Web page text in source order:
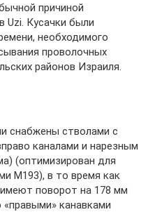
причиной
Uzi. Кусачки были
необходимого
проволочных
районов Израиля.
снабжены стволами с
каналами и нарезным
(оптимизирован для
М193), в то время как
поворот на 178 мм
канавками